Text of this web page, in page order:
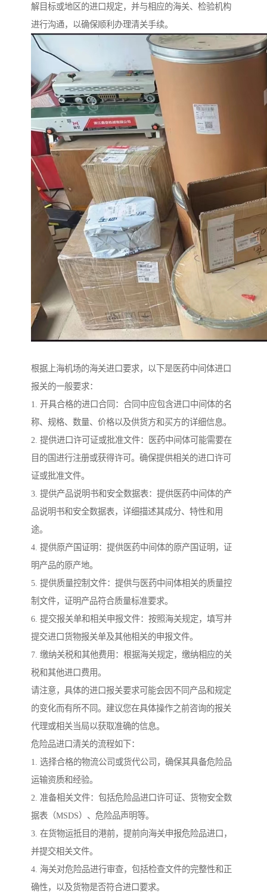
解目标或地区的进口规定，并与相应的海关、检验机构
进行沟通，以确保顺利办理清关手续。
根据上海机场的海关进口要求，以下是医药中间体进口
报关的一般要求：
1. 开具合格的进口合同：合同中应包含进口中间体的名
称、规格、数量、价格以及供货方和买方的详细信息。
2. 提供进口许可证或批准文件：医药中间体可能需要在
目的国进行注册或获得许可。确保提供相关的进口许可
证或批准文件。
3. 提供产品说明书和安全数据表：提供医药中间体的产
品说明书和安全数据表，详细描述其成分、特性和用
途。
4. 提供原产国证明：提供医药中间体的原产国证明，证
明产品的原产地。
5. 提供质量控制文件：提供与医药中间体相关的质量控
制文件，证明产品符合质量标准要求。
6. 提交报关单和相关申报文件：按照海关规定，填写并
提交进口货物报关单及其他相关的申报文件。
7. 缴纳关税和其他费用：根据海关规定，缴纳相应的关
税和其他进口费用。
请注意，具体的进口报关要求可能会因不同产品和规定
的变化而有所不同。建议您在具体操作之前咨询的报关
代理或相关当局以获取准确的信息。
危险品进口清关的流程如下：
1. 选择合格的物流公司或货代公司，确保其具备危险品
运输资质和经验。
2. 准备相关文件：包括危险品进口许可证、货物安全数
据表（MSDS）、危险品声明等。
3. 在货物运抵目的港前，提前向海关申报危险品进口，
并提交相关文件。
4. 海关对危险品进行审查，包括检查文件的完整性和正
确性，以及货物是否符合进口要求。